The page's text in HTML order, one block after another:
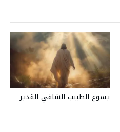
يسوع الطبيب الشافي القدير